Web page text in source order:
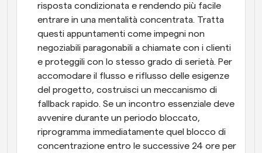
risposta condizionata e rendendo più facile
entrare in una mentalità concentrata. Tratta
questi appuntamenti come impegni non
negoziabili paragonabili a chiamate con i clienti
e proteggili con lo stesso grado di serietà. Per
accomodare il flusso e riflusso delle esigenze
del progetto, costruisci un meccanismo di
fallback rapido. Se un incontro essenziale deve
avvenire durante un periodo bloccato,
riprogramma immediatamente quel blocco di
concentrazione entro le successive 24 ore per